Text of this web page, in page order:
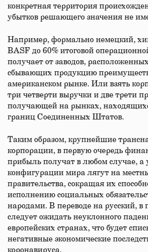
конкретная территория
убытков решающего значения не
Например, формально немецкий,
BASF до 60% итоговой
получает от заводов,
сбывающих продукцию
американском рынке. Или взять
три четверти выручки и две трети
получающей на рынках,
границ Соединенных Штатов.
Таким образом, крупнейшие
корпорации, в первую очередь
прибыль получат в любом случае, а
конфигурации мира лягут на
правительства, сокращая их
исполнению социальных
народами. В переводе на русский, в
следует ожидать неуклонного
европейских странах, что будет
негативные экономические
коронавируса.